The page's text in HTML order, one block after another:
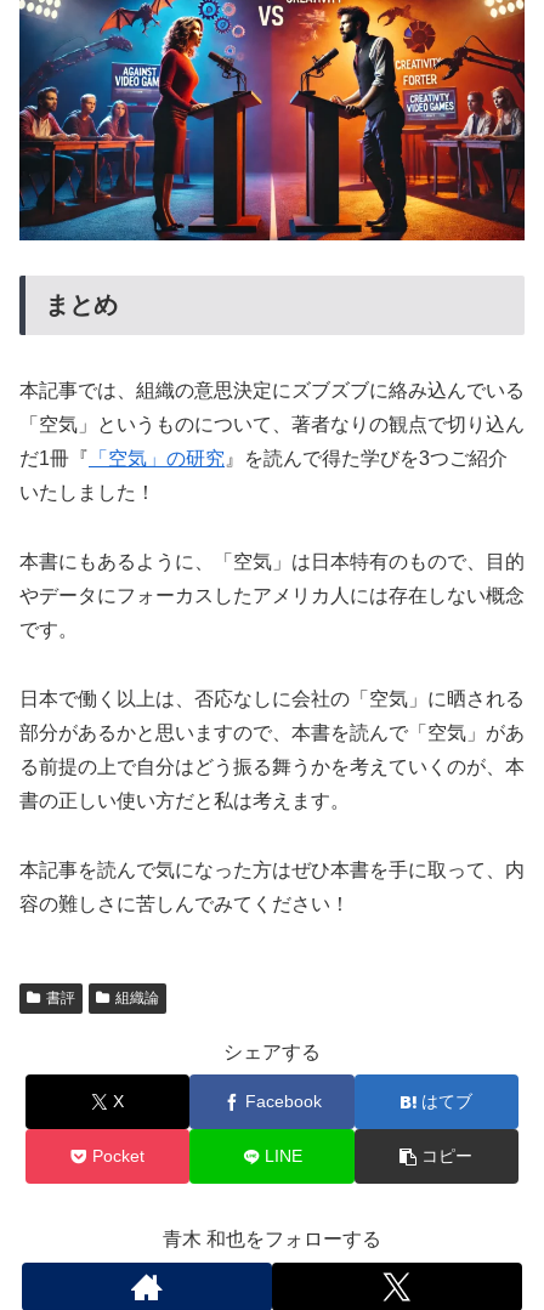
まとめ
本記事では、組織の意思決定にズブズブに絡み込んでいる
「空気」というものについて、著者なりの観点で切り込ん
だ1冊『 「空気」の研究 』を読んで得た学びを3つご紹介
いたしました！
本書にもあるように、「空気」は日本特有のもので、目的
やデータにフォーカスしたアメリカ人には存在しない概念
です。
日本で働く以上は、否応なしに会社の「空気」に晒される
部分があるかと思いますので、本書を読んで「空気」があ
る前提の上で自分はどう振る舞うかを考えていくのが、本
書の正しい使い方だと私は考えます。
本記事を読んで気になった方はぜひ本書を手に取って、内
容の難しさに苦しんでみてください！
書評 組織論
シェアする
X Facebook はてブ
Pocket LINE コピー
青木 和也をフォローする